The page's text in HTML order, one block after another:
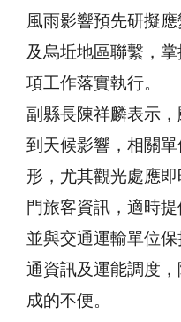
風雨影響預先研擬
及烏坵地區聯繫，
項工作落實執行。
副縣長陳祥麟表示
到天候影響，相關
形，尤其觀光處應
門旅客資訊，適時
並與交通運輸單位
通資訊及運能調度
成的不便。